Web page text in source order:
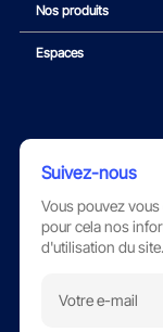
Nos produits
Espaces
Suivez-nous
Vous pouvez
pour cela nos
d'utilisation du site.